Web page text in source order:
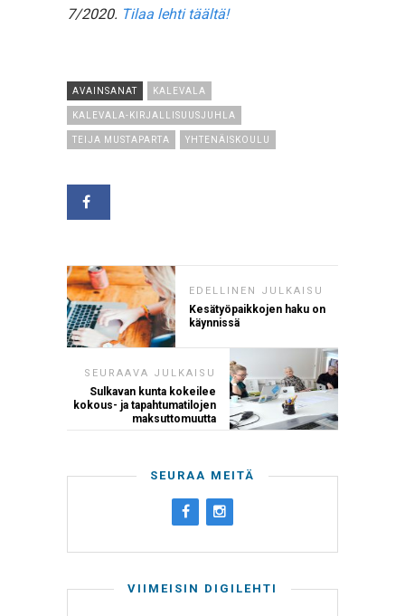
7/2020. Tilaa lehti täältä!
AVAINSANAT KALEVALA
KALEVALA-KIRJALLISUUSJUHLA
TEIJA MUSTAPARTA YHTENÄISKOULU
EDELLINEN JULKAISU
Kesätyöpaikkojen haku on
käynnissä
SEURAAVA JULKAISU
Sulkavan kunta kokeilee
kokous- ja tapahtumatilojen
maksuttomuutta
SEURAA MEITÄ
VIIMEISIN DIGILEHTI